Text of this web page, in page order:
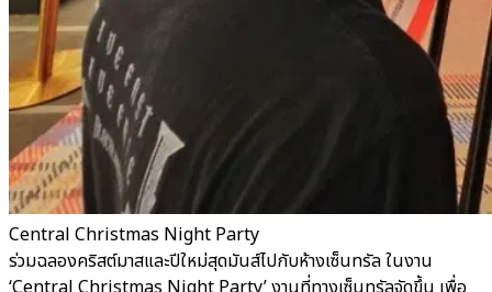
Central Christmas Night Party
ร่วมฉลองคริสต์มาสและปีใหม่สุดมันส์ไปกับห้างเซ็นทรัล ในงาน